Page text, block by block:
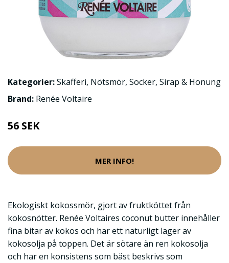
Kategorier:Skafferi, Nötsmör, Socker, Sirap & Honung
Brand: Renée Voltaire
56 SEK
MER INFO!
Ekologiskt kokossmör, gjort av fruktköttet från
kokosnötter. Renée Voltaires coconut butter innehåller
fina bitar av kokos och har ett naturligt lager av
kokosolja på toppen. Det är sötare än ren kokosolja
och har en konsistens som bäst beskrivs som